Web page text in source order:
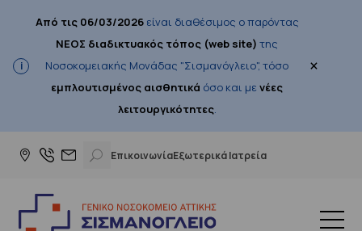
Από τις 06/03/2026είναι διαθέσιμος ο παρόντας
ΝΕΟΣ διαδικτυακός τόπος (web site) της
Νοσοκομειακής Μονάδας "Σισμανόγλειο", τόσο
εμπλουτισμένος αισθητικά όσο και μενέες
λειτουργικότητες.
×
ΕπικοινωνίαΕξωτερικά Ιατρεία